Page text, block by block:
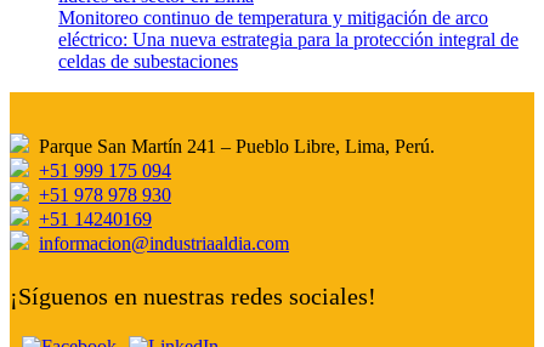
Monitoreo continuo de temperatura y mitigación de arco
eléctrico: Una nueva estrategia para la protección integral de
celdas de subestaciones
Parque San Martín 241 – Pueblo Libre, Lima, Perú.
+51 999 175 094
+51 978 978 930
+51 14240169
informacion@industriaaldia.com
¡Síguenos en nuestras redes sociales!